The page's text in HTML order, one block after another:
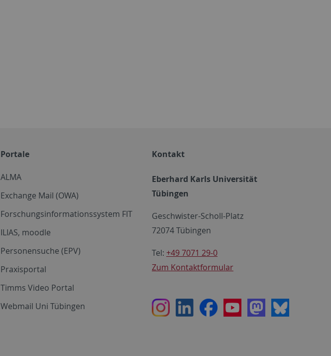
Portale
ALMA
Exchange Mail (OWA)
Forschungsinformationssystem FIT
ILIAS, moodle
Personensuche (EPV)
Praxisportal
Timms Video Portal
Webmail Uni Tübingen
Kontakt
Eberhard Karls Universität
Tübingen
Geschwister-Scholl-Platz
72074 Tübingen
Tel: +49 7071 29-0
Zum Kontaktformular
InstagramLinkedInFacebookYoutubeMastodon
Bluesky